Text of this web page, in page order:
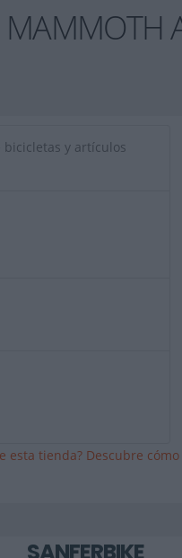
MAMMOTH
y artículos
esta tienda? Descubre cómo